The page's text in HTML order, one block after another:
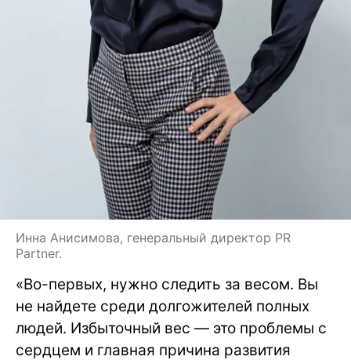
Инна Анисимова, генеральный директор PR
Partner.
«Во-первых, нужно следить за весом. Вы
не найдете среди долгожителей полных
людей. Избыточный вес — это проблемы с
сердцем и главная причина развития